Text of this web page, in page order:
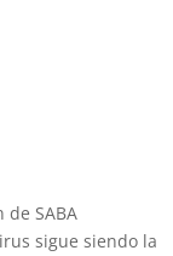
SABA
sigue siendo la